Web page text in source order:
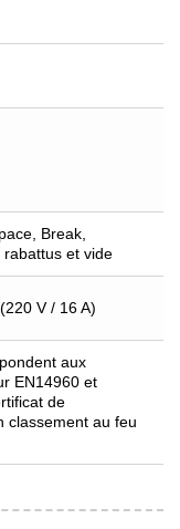
Break,
et vide
V / 16 A)
aux
EN14960 et
de
classement au feu